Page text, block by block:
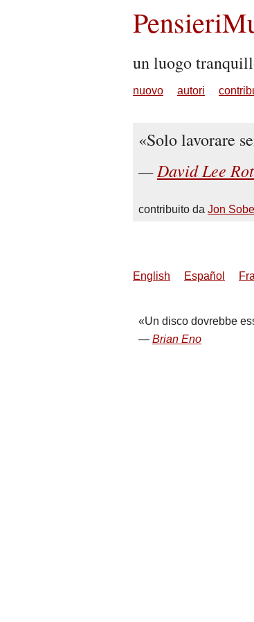
un luogo
nuovo autori
Solo lavorare
David Lee
contribuito da Jon Sobel
English Español
Un disco dovrebbe
Brian Eno